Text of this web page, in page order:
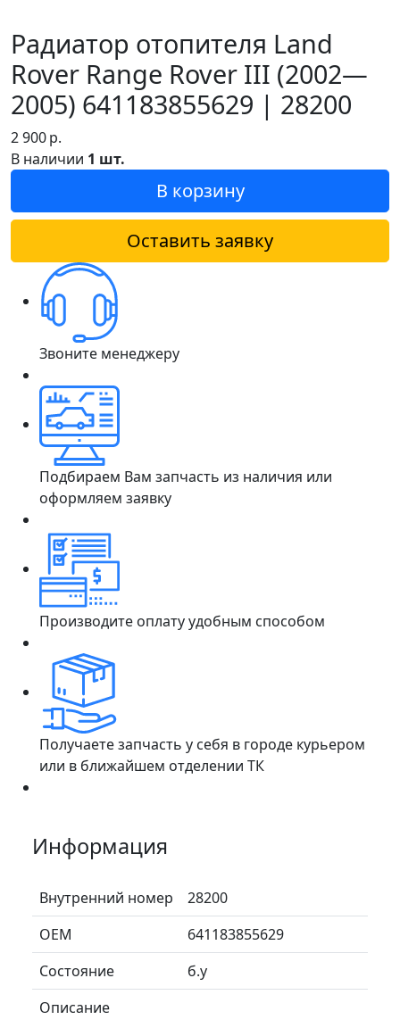
Радиатор отопителя Land
Rover Range Rover III (2002—
2005) 641183855629 | 28200
2 900р.
В наличии 1 шт.
В корзину
Оставить заявку
Звоните менеджеру
Подбираем Вам запчасть из наличия или
оформляем заявку
Производите оплату удобным способом
Получаете запчасть у себя в городе курьером
или в ближайшем отделении ТК
Информация
Внутренний номер
28200
ОЕМ
641183855629
Состояние
б.у
Описание